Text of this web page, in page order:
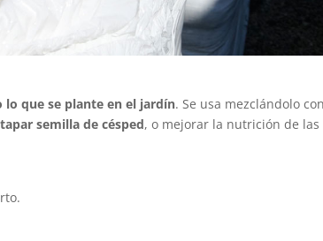
que se plante en el jardín. Se usa mezclándolo
tapar semilla de césped, o mejorar la nutrición de las